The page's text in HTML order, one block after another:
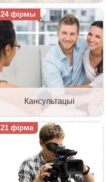
24 фірмы
Кансультацыі
21 фірма